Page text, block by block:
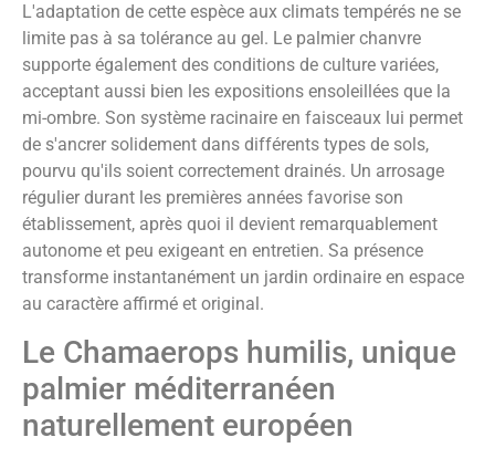
L'adaptation de cette espèce aux climats tempérés ne se
limite pas à sa tolérance au gel. Le palmier chanvre
supporte également des conditions de culture variées,
acceptant aussi bien les expositions ensoleillées que la
mi-ombre. Son système racinaire en faisceaux lui permet
de s'ancrer solidement dans différents types de sols,
pourvu qu'ils soient correctement drainés. Un arrosage
régulier durant les premières années favorise son
établissement, après quoi il devient remarquablement
autonome et peu exigeant en entretien. Sa présence
transforme instantanément un jardin ordinaire en espace
au caractère affirmé et original.
Le Chamaerops humilis, unique
palmier méditerranéen
naturellement européen